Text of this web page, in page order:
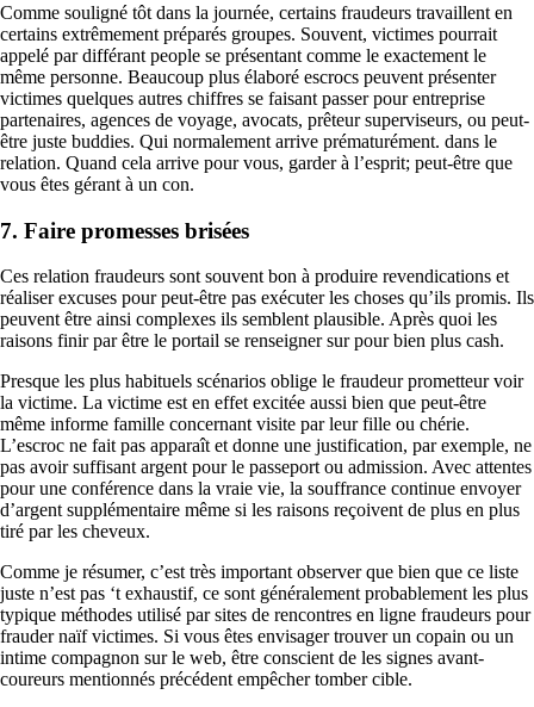
Comme souligné tôt dans la journée, certains fraudeurs travaillent en
certains extrêmement préparés groupes. Souvent, victimes pourrait
appelé par différant people se présentant comme le exactement le
même personne. Beaucoup plus élaboré escrocs peuvent présenter
victimes quelques autres chiffres se faisant passer pour entreprise
partenaires, agences de voyage, avocats, prêteur superviseurs, ou peut-
être juste buddies. Qui normalement arrive prématurément. dans le
relation. Quand cela arrive pour vous, garder à l’esprit; peut-être que
vous êtes gérant à un con.
7. Faire promesses brisées
Ces relation fraudeurs sont souvent bon à produire revendications et
réaliser excuses pour peut-être pas exécuter les choses qu’ils promis. Ils
peuvent être ainsi complexes ils semblent plausible. Après quoi les
raisons finir par être le portail se renseigner sur pour bien plus cash.
Presque les plus habituels scénarios oblige le fraudeur prometteur voir
la victime. La victime est en effet excitée aussi bien que peut-être
même informe famille concernant visite par leur fille ou chérie.
L’escroc ne fait pas apparaît et donne une justification, par exemple, ne
pas avoir suffisant argent pour le passeport ou admission. Avec attentes
pour une conférence dans la vraie vie, la souffrance continue envoyer
d’argent supplémentaire même si les raisons reçoivent de plus en plus
tiré par les cheveux.
Comme je résumer, c’est très important observer que bien que ce liste
juste n’est pas ‘t exhaustif, ce sont généralement probablement les plus
typique méthodes utilisé par sites de rencontres en ligne fraudeurs pour
frauder naïf victimes. Si vous êtes envisager trouver un copain ou un
intime compagnon sur le web, être conscient de les signes avant-
coureurs mentionnés précédent empêcher tomber cible.